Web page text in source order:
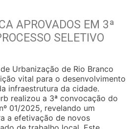
APROVADOS EM 3ª
SELETIVO
Urbanização de Rio Branco
vital para o desenvolvimento
infraestrutura da cidade.
realizou a 3ª convocação do
01/2025, revelando um
a efetivação de novos